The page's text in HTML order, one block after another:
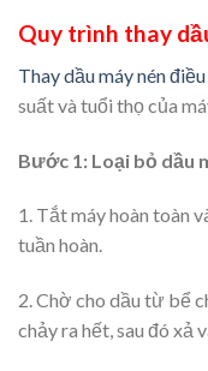
Quy trình thay
Thay dầu máy nén
suất và tuổi thọ của
Bước 1: Loại bỏ dầu
1. Tắt máy hoàn toàn
tuần hoàn.
2. Chờ cho dầu từ bể
chảy ra hết, sau đó xả